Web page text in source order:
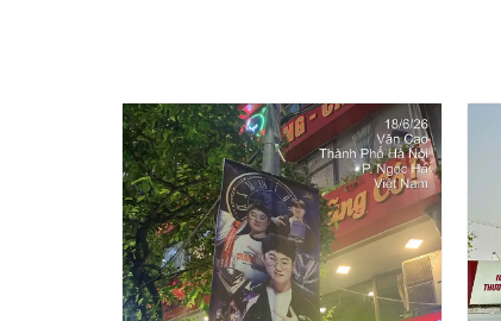
Chiến Dịch Treo Phướn Đường
Phố Tôn Vinh Thần Tượng
Esports Zeus Tại Hà Nội